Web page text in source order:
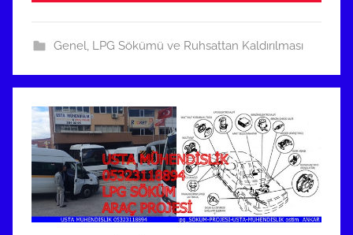
a
i
h
n
d
e
g
Genel, LPG Sökümü ve Ruhsattan Kaldırılması